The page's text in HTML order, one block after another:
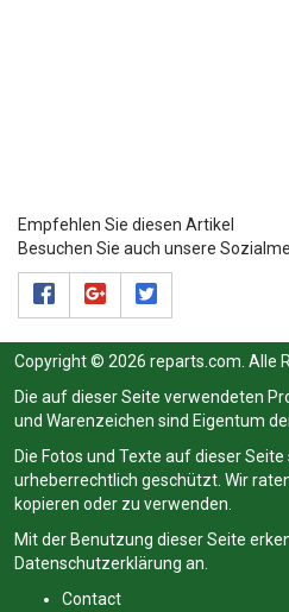
Empfehlen Sie diesen Artikel
Besuchen Sie auch unsere
Copyright © 2026 reparts.com. Alle
Die auf dieser Seite verwendeten
und Warenzeichen sind Eigentum
Die Fotos und Texte auf dieser
urheberrechtlich geschützt. Wir
kopieren oder zu verwenden.
Mit der Benutzung dieser Seite
Datenschutzerklärung an.
Contact